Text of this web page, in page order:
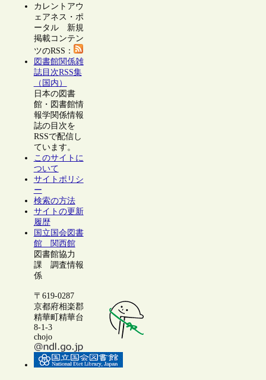
カレントアウ
ェアネス・ポ
ータル 新規
掲載コンテン
ツのRSS：
図書館関係雑
誌目次RSS集
（国内）
日本の図書
館・図書館情
報学関係情報
誌の目次を
RSSで配信し
ています。
このサイトに
ついて
サイトポリシ
ー
検索の方法
サイトの更新
履歴
国立国会図書
館 関西館
図書館協力
課 調査情報
係
〒619-0287
京都府相楽郡
精華町精華台
8-1-3
chojo